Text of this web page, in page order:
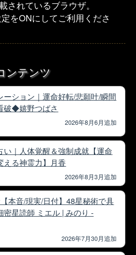
されているブラウザ。
をONにしてご利用くださ
ンテンツ
ーション｜運命好転/悲願叶/瞬間
破◆嬉野つばさ
2026年8月6月追加
い｜人体覚醒＆強制成就【運命
える神霊力】月香
2026年8月3月追加
本音/現実/日付】48星秘術で具
星読師 ミエル | みのり -
2026年7月30月追加